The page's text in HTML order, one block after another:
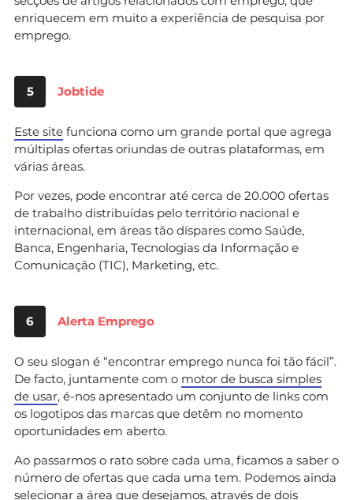
enriquecem em muito a experiência de pesquisa por
emprego.
5 Jobtide
Este site funciona como um grande portal que agrega
múltiplas ofertas oriundas de outras plataformas, em
várias áreas.
Por vezes, pode encontrar até cerca de 20.000 ofertas
de trabalho distribuídas pelo território nacional e
internacional, em áreas tão díspares como Saúde,
Banca, Engenharia, Tecnologias da Informação e
Comunicação (TIC), Marketing, etc.
6 Alerta Emprego
O seu slogan é “encontrar emprego nunca foi tão fácil”.
De facto, juntamente com o motor de busca simples
de usar, é-nos apresentado um conjunto de links com
os logotipos das marcas que detêm no momento
oportunidades em aberto.
Ao passarmos o rato sobre cada uma, ficamos a saber o
número de ofertas que cada uma tem. Podemos ainda
selecionar a área que desejamos, através de dois